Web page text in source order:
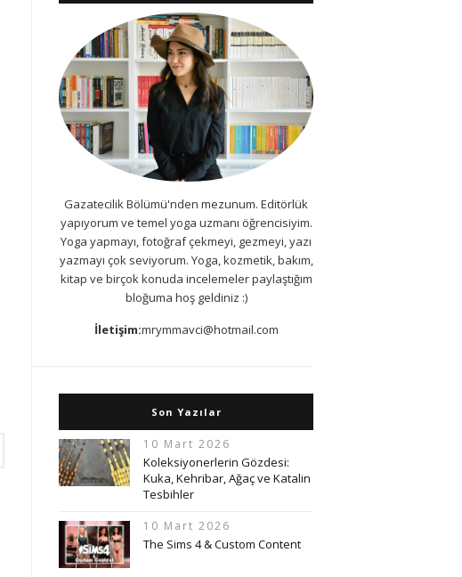
Gazatecilik Bölümü'nden mezunum. Editörlük
yapıyorum ve temel yoga uzmanı öğrencisiyim.
Yoga yapmayı, fotoğraf çekmeyi, gezmeyi, yazı
yazmayı çok seviyorum. Yoga, kozmetik, bakım,
kitap ve birçok konuda incelemeler paylaştığım
bloğuma hoş geldiniz :)
İletişim:mrymmavci@hotmail.com
Son Yazılar
10 Mart 2026
Koleksiyonerlerin Gözdesi:
Kuka, Kehribar, Ağaç ve Katalin
Tesbihler
10 Mart 2026
The Sims 4 & Custom Content